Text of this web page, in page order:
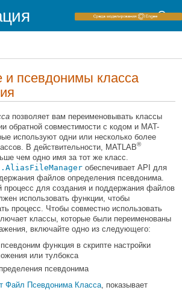
класса
классов в
и псевдонимы класса
позволяет вам переименовывать классы
обратной совместимости с кодом и MAT-
используют одни или несколько более
В действительности, MATLAB®
чем одно имя за тот же класс.
обеспечивает API для
файлов определения псевдонима.
процесс для создания и поддержания файлов
использовать функции, чтобы
процесс. Чтобы совместно использовать
классы, которые были переименованы
включайте одно из следующего:
функция в скрипте настройки
или тулбокса
псевдонима
Файл Псевдонима Класса, показывает